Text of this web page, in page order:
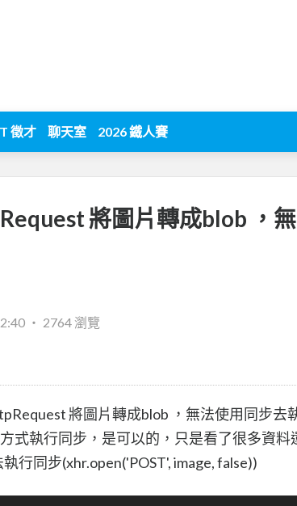
徵才 聊天室 2026 鐵人賽
將圖片轉成blob ，
‧ 2764 瀏覽
將圖片轉成blob ，無法使用同步去
式執行同步，是可以的，只是看了很多資料
行同步(xhr.open('POST', image, false))